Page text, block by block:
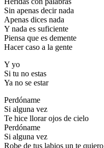
Sin apenas decir nada
Apenas dices nada
Y nada es suficiente
Piensa que es demente
Hacer caso a la gente
Y yo
Si tu no estas
Ya no se estar
Perdóname
Si alguna vez
Te hice llorar ojos de cielo
Perdóname
Si alguna vez
Robe de tus labios un te quiero